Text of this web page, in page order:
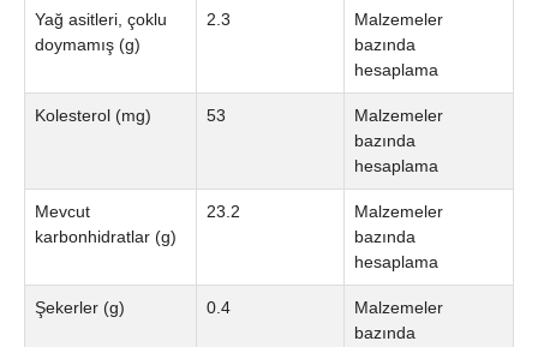
Yağ asitleri, çoklu
doymamış (g)
2.3
Malzemeler
bazında
hesaplama
Kolesterol (mg) 53
Malzemeler
bazında
hesaplama
Mevcut
karbonhidratlar (g)
23.2
Malzemeler
bazında
hesaplama
Şekerler (g) 0.4
Malzemeler
bazında